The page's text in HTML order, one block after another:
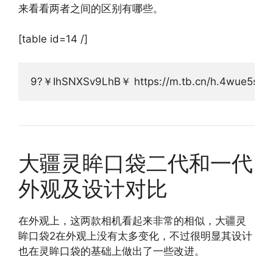
来看看两者之间的区别有哪些。
[table id=14 /]
9?￥IhSNXSv9LhB￥ https://m.tb.cn/h.4wue5sI
大疆灵眸口袋二代和一代
外观及设计对比
在外观上，这两款相机看起来非常的相似，大疆灵
眸口袋2在外观上没有太多变化，不过很明显其设计
也在灵眸口袋的基础上做出了一些改进。